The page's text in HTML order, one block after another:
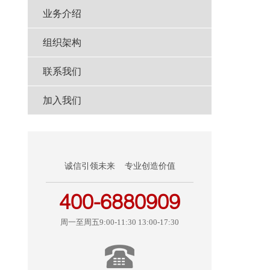
业务介绍
组织架构
联系我们
加入我们
诚信引领未来 专业创造价值
400-6880909
周一至周五9:00-11:30 13:00-17:30